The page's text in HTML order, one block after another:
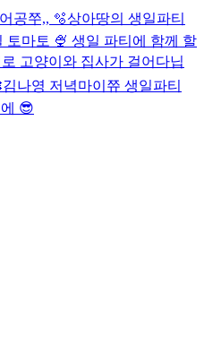
공쭈,, 🫧상아땅의 생일파티
토마토 🍨 생일 파티에 함께 할
고양이와 집사가 걸어다닙
김나영 저녁마이쮸 생일파티
😎